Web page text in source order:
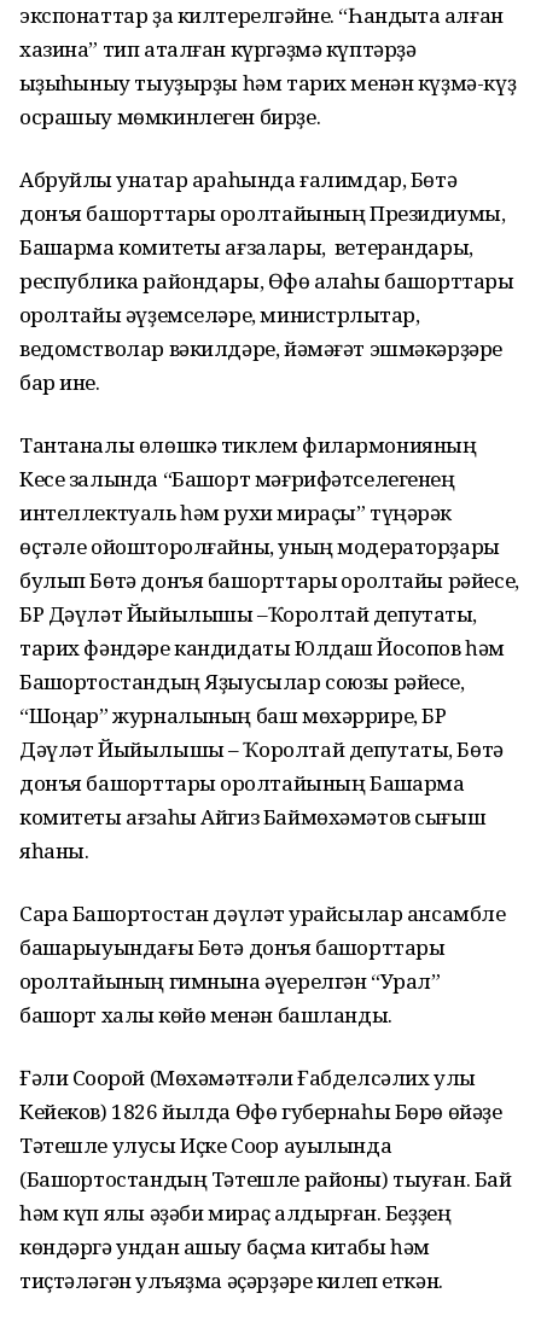
экспонаттар ҙа килтерелгәйне. “Һандыҡта ҡалған
хазина” тип аталған күргәҙмә күптәрҙә
ҡыҙыҡһыныу тыуҙырҙы һәм тарих менән күҙмә-күҙ
осрашыу мөмкинлеген бирҙе.
Абруйлы ҡунаҡтар араһында ғалимдар, Бөтә
донъя башҡорттары ҡоролтайының Президиумы,
Башҡарма комитеты ағзалары, ветерандары,
республика райондары, Өфө ҡалаһы башҡорттары
ҡоролтайы әүҙемселәре, министрлыҡтар,
ведомстволар вәкилдәре, йәмәғәт эшмәкәрҙәре
бар ине.
Тантаналы өлөшкә тиклем филармонияның
Кесе залында “Башҡорт мәғрифәтселегенең
интеллектуаль һәм рухи мираҫы” түңәрәк
өҫтәле ойошторолғайны, уның модераторҙары
булып Бөтә донъя башҡорттары ҡоролтайы рәйесе,
БР Дәүләт Йыйылышы –Ҡоролтай депутаты,
тарих фәндәре кандидаты Юлдаш Йосопов һәм
Башҡортостандың Яҙыусылар союзы рәйесе,
“Шоңҡар” журналының баш мөхәррире, БР
Дәүләт Йыйылышы – Ҡоролтай депутаты, Бөтә
донъя башҡорттары ҡоролтайының Башҡарма
комитеты ағзаһы Айгиз Баймөхәмәтов сығыш
яһаны.
Сара Башҡортостан дәүләт ҡурайсылар ансамбле
башҡарыуындағы Бөтә донъя башҡорттары
ҡоролтайының гимнына әүерелгән “Урал”
башҡорт халыҡ көйө менән башланды.
Ғәли Соҡорой (Мөхәмәтғәли Ғабделсәлих улы
Кейеков) 1826 йылда Өфө губернаһы Бөрө өйәҙе
Тәтешле улусы Иҫке Соҡор ауылында
(Башҡортостандың Тәтешле районы) тыуған. Бай
һәм күп яҡлы әҙәби мираҫ ҡалдырған. Беҙҙең
көндәргә ундан ашыу баҫма китабы һәм
тиҫтәләгән ҡулъяҙма әҫәрҙәре килеп еткән.